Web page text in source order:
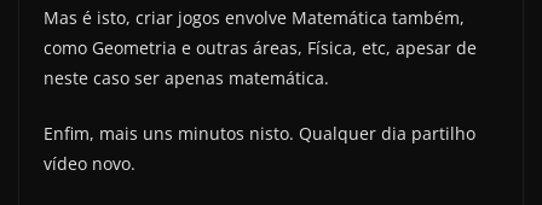
Mas é isto, criar jogos envolve Matemática também,
como Geometria e outras áreas, Física, etc, apesar de
neste caso ser apenas matemática.
Enfim, mais uns minutos nisto. Qualquer dia partilho
vídeo novo.